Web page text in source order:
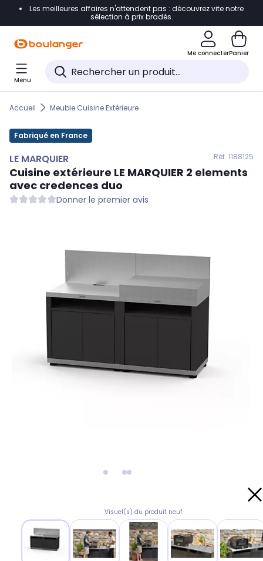
Accéder directement à la navigation
Accéder directement au pied de page
Accéder directement au chatbot
Les meilleures affaires n'attendent pas : découvrez vite notre
sélection à prix bradés.
Me connecterPanier
Menu
Accueil Meuble Cuisine Extérieure
Fabriqué en France
LE MARQUIER Réf. 1188125
Cuisine extérieure LE MARQUIER 2 elements
avec credences duo
Donner le premier avis
Visuel(s) du produit neuf